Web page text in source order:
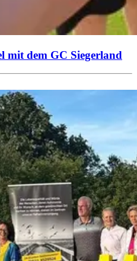
mit dem GC Siegerland